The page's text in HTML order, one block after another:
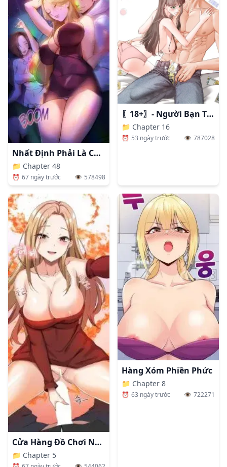
Nhất Định Phải Là Chị Ấy
📁 Chapter 48
⏰ 67 ngày trước 👁️ 578498
〖18+〗- Người Bạn Thanh Mai Trúc Mã Tính Theo Giá Thị Trường
📁 Chapter 16
⏰ 53 ngày trước 👁️ 787028
Cửa Hàng Đồ Chơi Người Lớn Ở Thế Giới Lạ
📁 Chapter 5
Hàng Xóm Phiền Phức
📁 Chapter 8
⏰ 63 ngày trước 👁️ 722271